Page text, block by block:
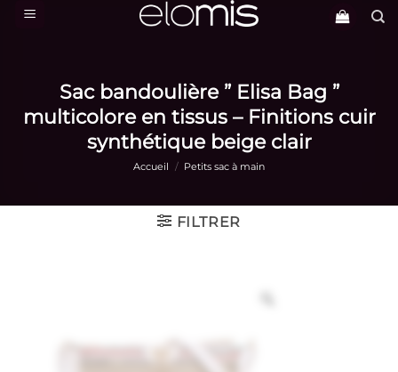
Passer
Sac bandoulière ” Elisa Bag ”
multicolore en tissus – Finitions cuir
synthétique beige clair
Accueil / Petits sac à main
FILTRER